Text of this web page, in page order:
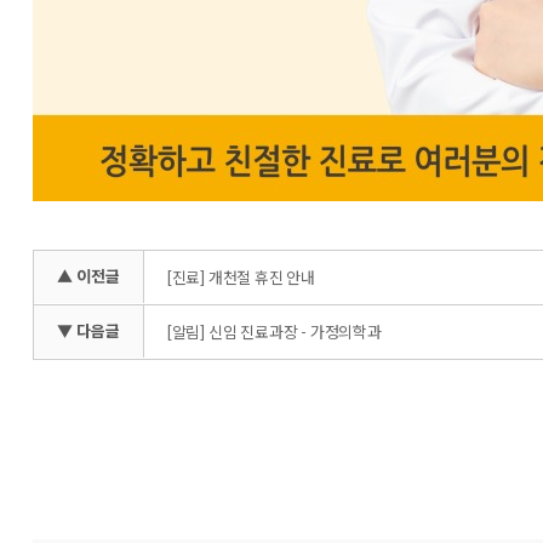
▲ 이전글 [진료] 개천절 휴진 안내
▼ 다음글 [알림] 신임 진료과장 - 가정의학과